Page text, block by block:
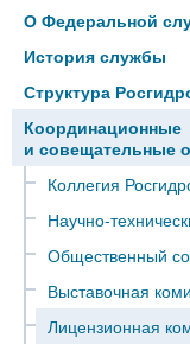
О Федеральной
История службы
Структура
Координационные
и совещательные
Коллегия
Научно-
Общественный
Выставочная
Лицензионная